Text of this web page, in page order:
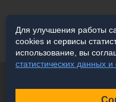
Для улучшения работы
cookies и сервисы
использование, вы
статистических данных